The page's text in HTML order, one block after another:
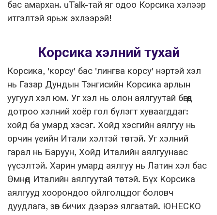
бас амархан. uTalk-тай яг одоо Корсика хэлээр
итгэлтэй ярьж эхлээрэй!
Корсика хэлний тухай
Корсика, 'корсу' бас 'лингва корсу' нэртэй хэл
нь Газар Дундын Тэнгисийн Корсика арлын
уугуул хэл юм. Уг хэл нь олон аялгуутай бөгөөд
дотроо хэлний хоёр гол бүлэгт хуваагддаг:
хойд ба умард хэсэг. Хойд хэсгийн аялгуу нь
орчин үеийн Итали хэлтэй төстэй. Уг хэлний
гарал нь Баруун, Хойд Италийн аялгуунаас
үүсэлтэй. Харин умард аялгуу нь Латин хэл бас
Өмнөд Италийн аялгуутай төстэй. Бүх Корсика
аялгууд хоорондоо ойлголцдог боловч
дуудлага, зөв бичих дээрээ ялгаатай. ЮНЕСКО